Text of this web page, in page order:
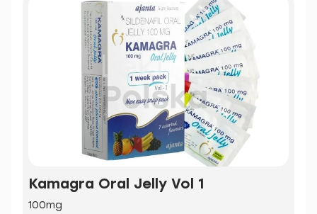
Kamagra Oral Jelly Vol 1
100mg